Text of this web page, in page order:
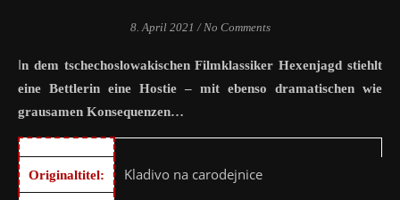
8. April 2021 / No Comments
In dem tschechoslowakischen Filmklassiker Hexenjagd stiehlt
eine Bettlerin eine Hostie – mit ebenso dramatischen wie
grausamen Konsequenzen…
Originaltitel: Kladivo na carodejnice